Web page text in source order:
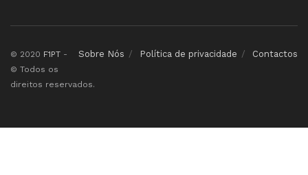
Sobre Nós Política de privacidade Contactos
© 2020 F1PT -
© Todos os
direitos reservados.